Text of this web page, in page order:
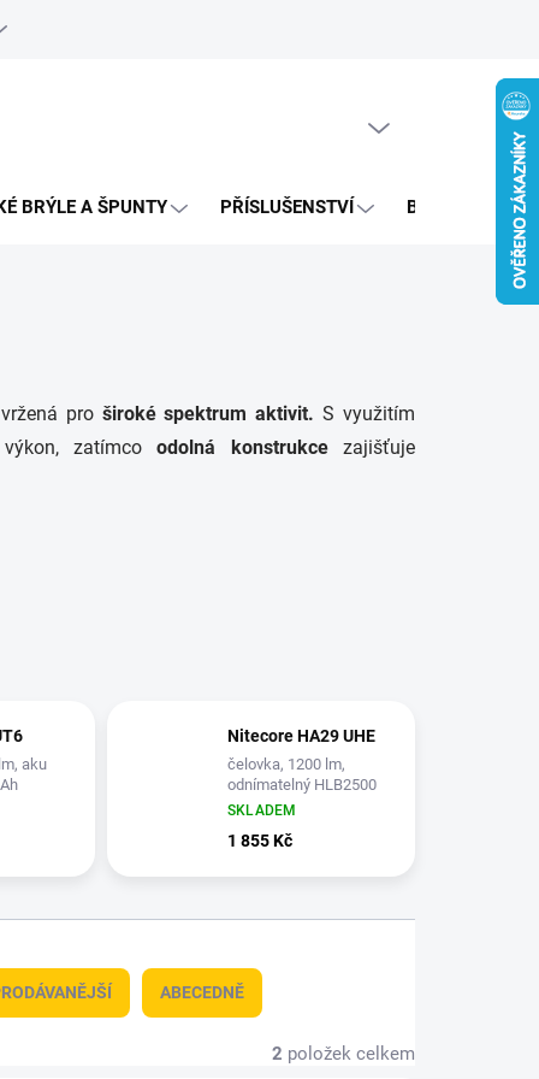
objednávka
BRÝLE A ŠPUNTY PŘÍSLUŠENSTVÍ BAZAR
proširoké spektrum aktivit. S využitím
zatímcoodolná konstrukcezajišťuje
aku
Nitecore HA29 UHE
čelovka, 1200 lm,
odnímatelný HLB2500
aku, černá
SKLADEM
1 855 Kč
ABECEDNĚ
2 položek celkem